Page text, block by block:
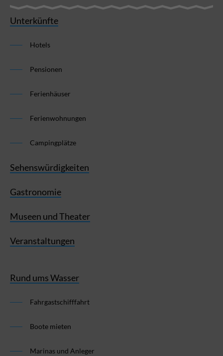
Unterkünfte
Hotels
Pensionen
Ferienhäuser
Ferienwohnungen
Campingplätze
Sehenswürdigkeiten
Gastronomie
Museen und Theater
Veranstaltungen
Rund ums Wasser
Fahrgastschifffahrt
Boote mieten
Marinas und Anleger